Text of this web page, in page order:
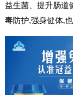
益生菌、提升肠道
毒防护,强身健体,